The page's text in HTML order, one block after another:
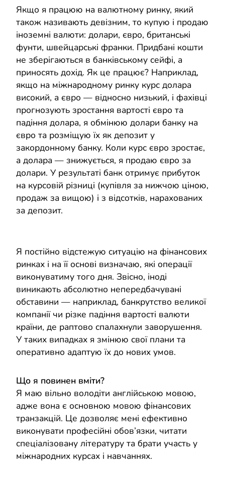
Якщо я працюю на валютному ринку, який
також називають девізним, то купую і продаю
іноземні валюти: долари, євро, британські
фунти, швейцарські франки. Придбані кошти
не зберігаються в банківському сейфі, а
приносять дохід. Як це працює? Наприклад,
якщо на міжнародному ринку курс долара
високий, а євро — відносно низький, і фахівці
прогнозують зростання вартості євро та
падіння долара, я обмінюю долари банку на
євро та розміщую їх як депозит у
закордонному банку. Коли курс євро зростає,
а долара — знижується, я продаю євро за
долари. У результаті банк отримує прибуток
на курсовій різниці (купівля за нижчою ціною,
продаж за вищою) і з відсотків, нарахованих
за депозит.
Я постійно відстежую ситуацію на фінансових
ринках і на її основі визначаю, які операції
виконуватиму того дня. Звісно, іноді
виникають абсолютно непередбачувані
обставини — наприклад, банкрутство великої
компанії чи різке падіння вартості валюти
країни, де раптово спалахнули заворушення.
У таких випадках я змінюю свої плани та
оперативно адаптую їх до нових умов.
Що я повинен вміти?
Я маю вільно володіти англійською мовою,
адже вона є основною мовою фінансових
транзакцій. Це дозволяє мені ефективно
виконувати професійні обов’язки, читати
спеціалізовану літературу та брати участь у
міжнародних курсах і навчаннях.